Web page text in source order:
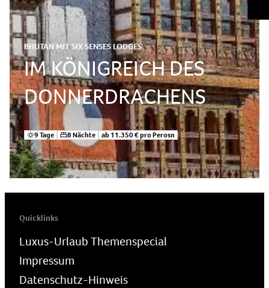
BHUTAN MIT SIX SENSES LODGES
IM KÖNIGREICH DES
DONNERDRACHENS
9 Tage 8 Nächte ab 11.350 € pro Perosn
Quicklinks
Luxus-Urlaub Themenspecial
Impressum
Datenschutz-Hinweis